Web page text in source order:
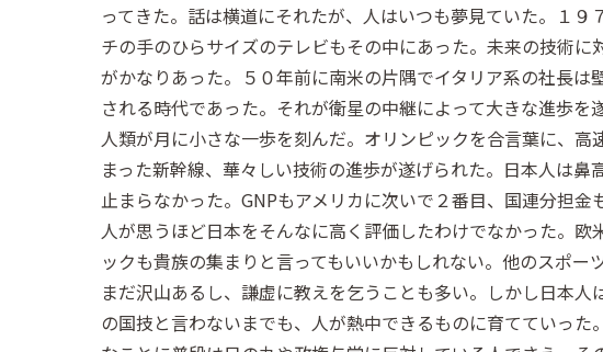
ってきた。話は横道にそれたが、人はいつも夢見ていた。１
チの手のひらサイズのテレビもその中にあった。未来の技術
がかなりあった。５０年前に南米の片隅でイタリア系の社長
される時代であった。それが衛星の中継によって大きな進歩を
人類が月に小さな一歩を刻んだ。オリンピックを合言葉に、
まった新幹線、華々しい技術の進歩が遂げられた。日本人は
止まらなかった。GNPもアメリカに次いで２番目、国連分担
人が思うほど日本をそんなに高く評価したわけでなかった。
ックも貴族の集まりと言ってもいいかもしれない。他のスポ
まだ沢山あるし、謙虚に教えを乞うことも多い。しかし日本
の国技と言わないまでも、人が熱中できるものに育てていっ